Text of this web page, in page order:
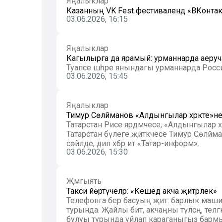
Казанның VK Fest фестивалендә
03.06.2026, 16:15
Яңалыклар
Кагылырга да ярамый: урманнарда аеруча
Туапсе шәһәре янындагы урманнарда
03.06.2026, 15:45
Яңалыклар
Тимур Сөләйманов «Алдынгылар
Татарстан Рәисе ярдәмчесе, «Алдынгылар
Татарстан бүлеге җитәкчесе Тимур
сөйләде, дип хәбәр итә «Татар-информ».
03.06.2026, 15:30
Җәмгыять
Такси йөртүчеләр: «Кешедә акча җитәрлек»
Телефонга бер басуың җитә: барлык
турында. Җайлы бит, акчаңны түләсәң,
булуы турында уйлап караганыгыз